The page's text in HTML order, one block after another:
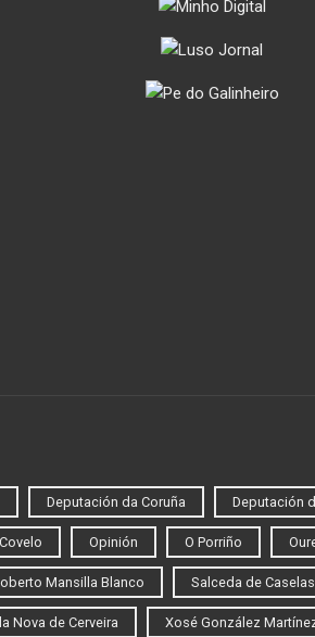
Deputación da Coruña Deputación
Opinión O Porriño
Mansilla Blanco Salceda de Caselas
Nova de Cerveira Xosé González